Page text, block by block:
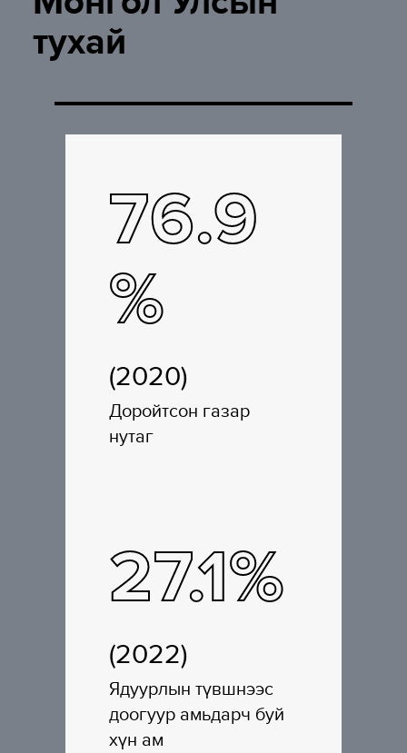
тухай
76.9
%
(2020)
Доройтсон газар
нутаг
27.1%
(2022)
Ядуурлын түвшнээс
доогуур амьдарч буй
хүн ам